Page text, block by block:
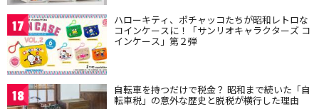
17 ハローキティ、ポチャッコたちが昭和レトロな
コインケースに！「サンリオキャラクターズ コ
インケース」第２弾
18 自転車を持つだけで税金？ 昭和まで続いた「自
転車税」の意外な歴史と脱税が横行した理由